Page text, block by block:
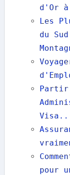
d'Or à
Les
du
pour